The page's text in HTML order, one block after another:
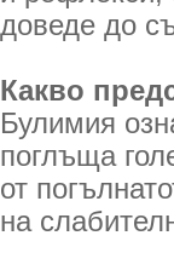
доведе до
Какво
Булимия
поглъща
от
на